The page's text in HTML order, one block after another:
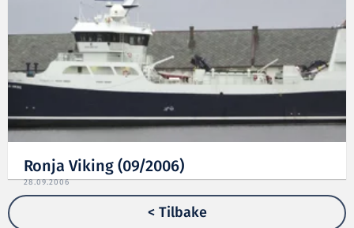
Ronja Viking (09/2006)
28.09.2006
< Tilbake